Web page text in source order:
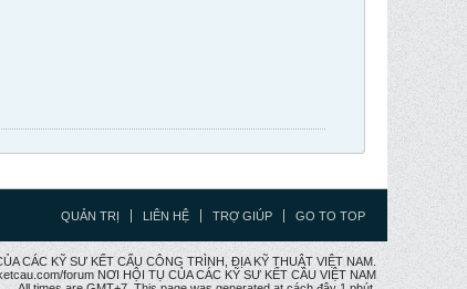
QUẢN TRỊ LIÊN HỆ TRỢ GIÚP GO TO TOP
CÁC KỸ SƯ KẾT CẤU CÔNG TRÌNH, ĐỊA KỸ THUẬT VIỆT NAM.
forum NƠI HỘI TỤ CỦA CÁC KỸ SƯ KẾT CÂU VIỆT NAM